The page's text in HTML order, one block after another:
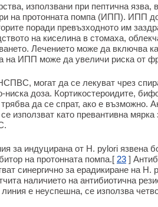
използвани при пептична язва,
на протонната помпа (ИПП). ИПП
поради превъзходното им
на киселина в стомаха,
Лечението може да включва
на ИПП може да увеличи риска от
могат да се лекуват чрез
ниска доза. Кортикостероидите,
да се спрат, ако е възможно.
използват като превантивна мярка
за индуцирана от H. pylori язвена
на протонната помпа.[ 23 ]
синергично за ерадикиране на H.
наличието на антибиотична
е неуспешна, се използва